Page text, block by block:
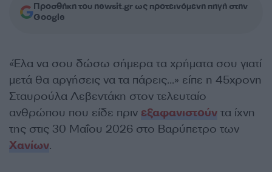
Προσθήκη του newsit.gr ως προτεινόμενη πηγή στην
Google
«Έλα να σου δώσω σήμερα τα χρήματα σου γιατί
μετά θα αργήσεις να τα πάρεις…» είπε η 45χρονη
Σταυρούλα Λεβεντάκη στον τελευταίο
ανθρώπου που είδε πριν εξαφανιστούν τα ίχνη
της στις 30 Μαΐου 2026 στο Βαρύπετρο των
Χανίων.